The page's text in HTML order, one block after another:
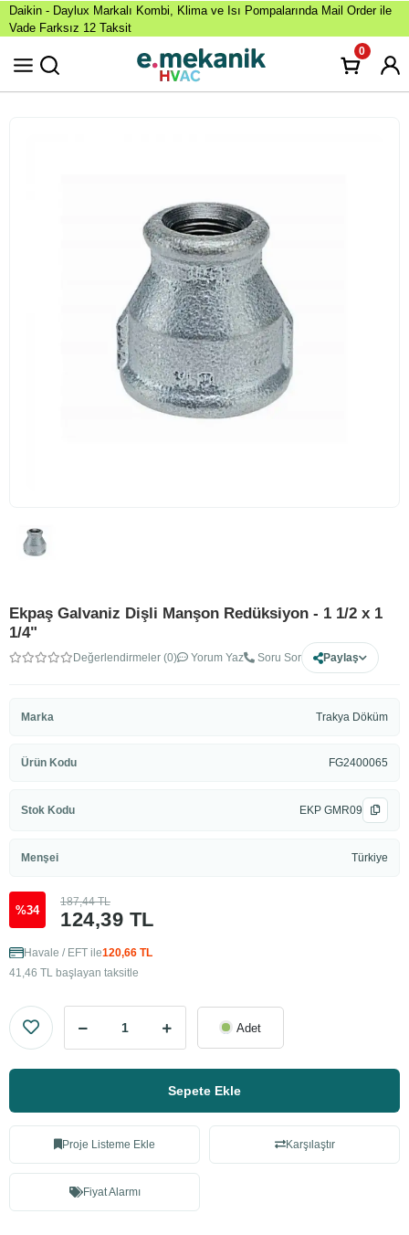
Daikin - Daylux Markalı Kombi, Klima ve Isı Pompalarında Mail Order ile
Vade Farksız 12 Taksit
0
Ekpaş Galvaniz Dişli Manşon Redüksiyon - 1 1/2 x 1
1/4"
Değerlendirmeler (0) Yorum Yaz Soru Sor Paylaş
Marka Trakya Döküm
Ürün Kodu FG2400065
Stok Kodu EKP GMR09
Menşei Türkiye
%34 124,39 TL
187,44 TL
Havale / EFT ile120,66 TL
41,46 TL başlayan taksitle
Adet
Sepete Ekle
Proje Listeme Ekle Karşılaştır
Fiyat Alarmı